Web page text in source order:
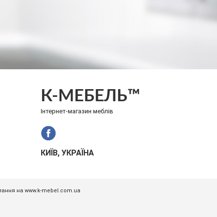
на www.k-mebel.com.ua
К-МЕБЕЛЬ™
Інтернет-магазин меблів
КИЇВ, УКРАЇНА